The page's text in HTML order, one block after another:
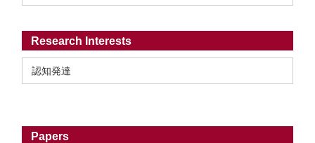
Research Interests
認知発達
Papers